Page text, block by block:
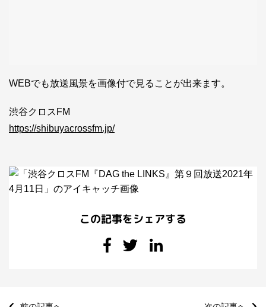
WEBでも放送風景を画像付で見ることが出来ます。
渋谷クロスFM
https://shibuyacrossfm.jp/
この記事をシェアする